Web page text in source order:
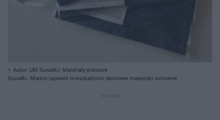
Autor: UM Suwałki/ Materiały prasowe
Suwałki. Miasto zapewni mieszkańcom darmowe maseczki ochronne